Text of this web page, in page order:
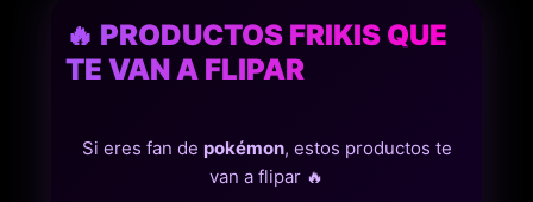
🔥 PRODUCTOS FRIKIS QUE
TE VAN A FLIPAR
Si eres fan de pokémon, estos productos te
van a flipar 🔥